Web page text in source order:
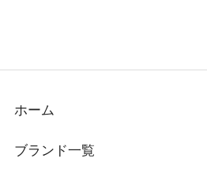
ホーム
ブランド一覧